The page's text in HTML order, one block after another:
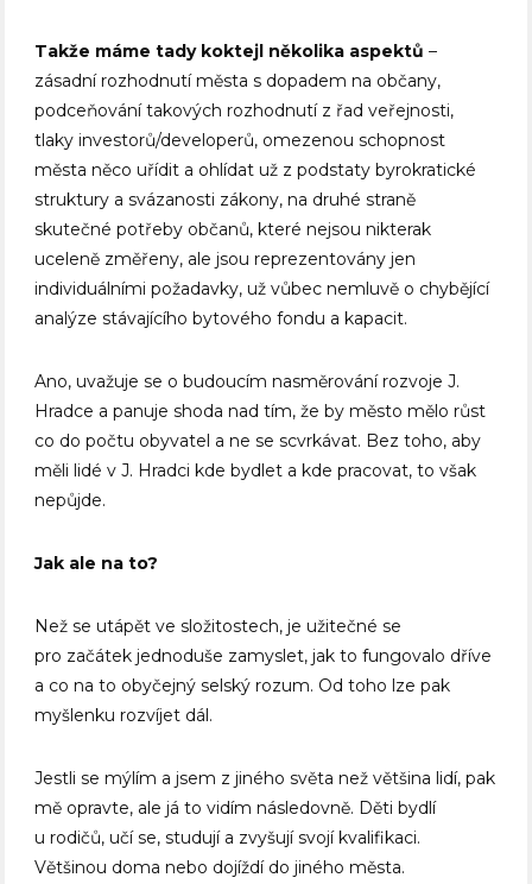
Takže máme tady koktejl několika aspektů –
zásadní rozhodnutí města s dopadem na občany,
podceňování takových rozhodnutí z řad veřejnosti,
tlaky investorů/developerů, omezenou schopnost
města něco uřídit a ohlídat už z podstaty byrokratické
struktury a svázanosti zákony, na druhé straně
skutečné potřeby občanů, které nejsou nikterak
uceleně změřeny, ale jsou reprezentovány jen
individuálními požadavky, už vůbec nemluvě o chybějící
analýze stávajícího bytového fondu a kapacit.
Ano, uvažuje se o budoucím nasměrování rozvoje J.
Hradce a panuje shoda nad tím, že by město mělo růst
co do počtu obyvatel a ne se scvrkávat. Bez toho, aby
měli lidé v J. Hradci kde bydlet a kde pracovat, to však
nepůjde.
Jak ale na to?
Než se utápět ve složitostech, je užitečné se
pro začátek jednoduše zamyslet, jak to fungovalo dříve
a co na to obyčejný selský rozum. Od toho lze pak
myšlenku rozvíjet dál.
Jestli se mýlím a jsem z jiného světa než většina lidí, pak
mě opravte, ale já to vidím následovně. Děti bydlí
u rodičů, učí se, studují a zvyšují svojí kvalifikaci.
Většinou doma nebo dojíždí do jiného města.